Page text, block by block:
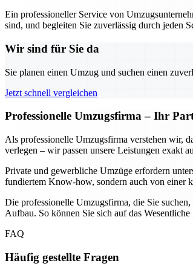
Ein professioneller Service von
sind, und begleiten Sie zuverlässig durch jeden
Wir sind für Sie da
Sie planen einen Umzug und suchen einen
Jetzt schnell vergleichen
Professionelle Umzugsfirma – Ihr
Als professionelle Umzugsfirma verstehen wir,
verlegen – wir passen unsere Leistungen exakt
Private und gewerbliche Umzüge erfordern
fundiertem Know-how, sondern auch von einer
Die professionelle Umzugsfirma, die Sie
Aufbau. So können Sie sich auf das
FAQ
Häufig gestellte Fragen